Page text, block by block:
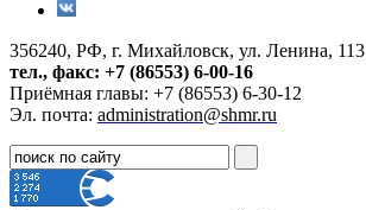
356240, РФ, г. Михайловск, ул. Ленина, 113
тел., факс: +7 (86553) 6-00-16
Приёмная главы: +7 (86553) 6-30-12
Эл. почта: administration@shmr.ru